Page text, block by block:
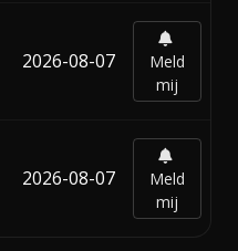
2026-08-07
Meld
mij
2026-08-07
Meld
mij